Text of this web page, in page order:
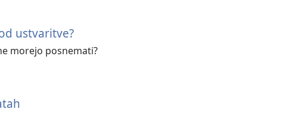
ustvaritve?
morejo posnemati?